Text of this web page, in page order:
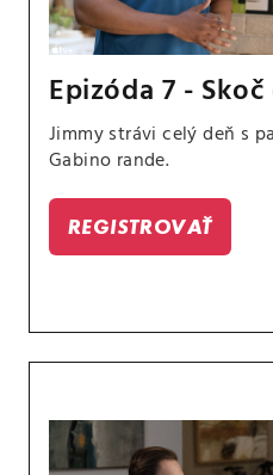
Epizóda 7 -
Jimmy strávi celý deň s
Gabino rande.
REGISTROVAŤ